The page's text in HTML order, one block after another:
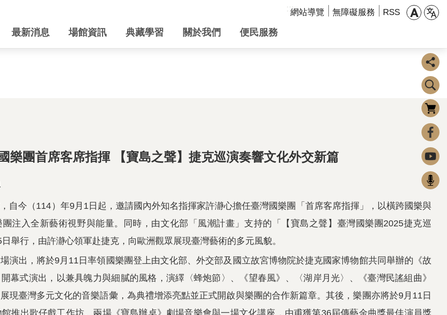
:::網站導覽 無障礙服務 RSS
最新消息 場館資訊 典藏學習 關於我們 便民服務
樂團首席客席指揮 【寶島之聲】捷克巡演奏響文化外交新篇
自今（114）年9月1日起，邀請國內外知名指揮家許瀞心擔任臺灣國樂團「首席客席指揮」，以橫跨國樂與
注入全新藝術視野與能量。同時，由文化部「風潮計畫」支持的「【寶島之聲】臺灣國樂團2025捷克巡
舉行，由許瀞心領軍赴捷克，向歐洲觀眾展現臺灣藝術的多元風貌。
演出，將於9月11日率領國樂團登上由文化部、外交部及國立故宮博物院於捷克國家博物館共同舉辦的《故
幕式演出，以兼具魄力與細膩的風格，演繹〈蜂炮節〉、《望春風》、〈湖岸月光〉、《臺灣民謠組曲》
現臺灣多元文化的音樂語彙，為典禮增添亮點並正式開啟與樂團的合作新篇章。其後，樂團亦將於9月11日
推出歌仔戲工作坊、兩場《寶島辦桌》劇場音樂會與一場文化講座，由甫獲第36屆傳藝金曲獎最佳演員獎